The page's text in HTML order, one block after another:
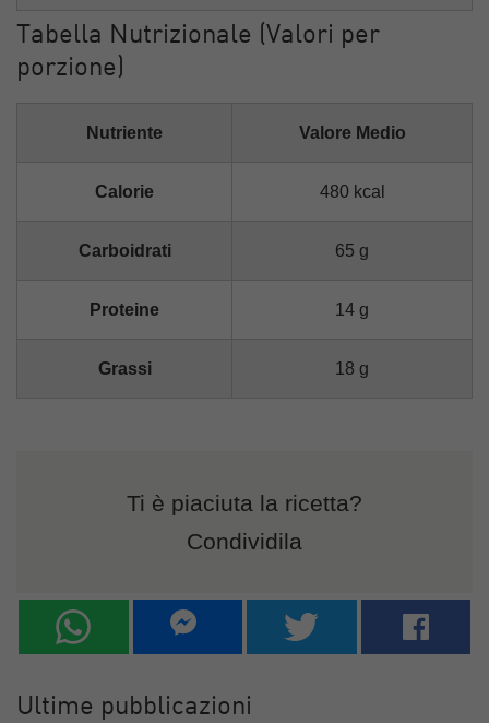
Tabella Nutrizionale (Valori per
porzione)
Nutriente Valore Medio
Calorie 480 kcal
Carboidrati 65 g
Proteine 14 g
Grassi 18 g
Ti è piaciuta la ricetta?
Condividila
Ultime pubblicazioni